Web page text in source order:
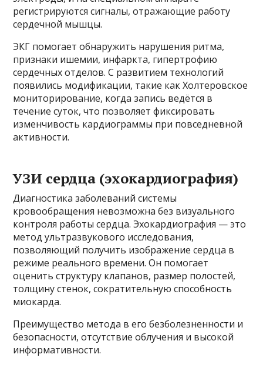
регистрируются сигналы, отражающие работу
сердечной мышцы.
ЭКГ помогает обнаружить нарушения ритма,
признаки ишемии, инфаркта, гипертрофию
сердечных отделов. С развитием технологий
появились модификации, такие как Холтеровское
мониторирование, когда запись ведётся в
течение суток, что позволяет фиксировать
изменчивость кардиограммы при повседневной
активности.
УЗИ сердца (эхокардиография)
Диагностика заболеваний системы
кровообращения невозможна без визуального
контроля работы сердца. Эхокардиография — это
метод ультразвукового исследования,
позволяющий получить изображение сердца в
режиме реального времени. Он помогает
оценить структуру клапанов, размер полостей,
толщину стенок, сократительную способность
миокарда.
Преимущество метода в его безболезненности и
безопасности, отсутствие облучения и высокой
информативности.